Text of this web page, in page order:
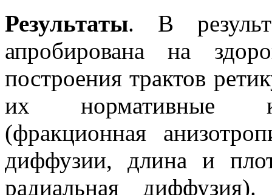
Результаты. В
апробирована на
построения трактов
их нормативные
(фракционная
диффузии, длина и
радиальная